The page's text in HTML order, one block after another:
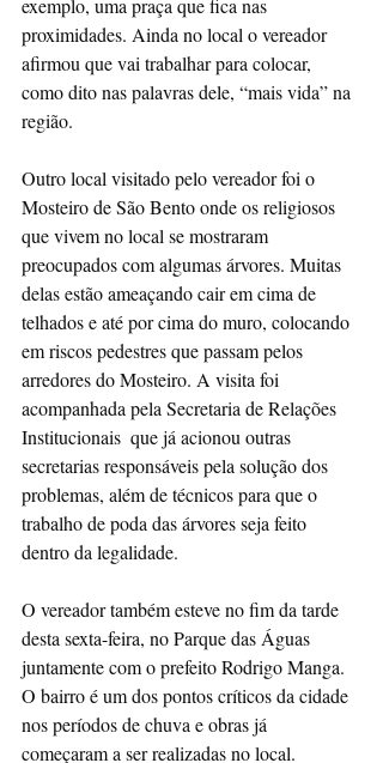
proximidades. Ainda no local o vereador
afirmou que vai trabalhar para colocar,
como dito nas palavras dele, “mais vida” na
região.
Outro local visitado pelo vereador foi o
Mosteiro de São Bento onde os religiosos
que vivem no local se mostraram
preocupados com algumas árvores. Muitas
delas estão ameaçando cair em cima de
telhados e até por cima do muro, colocando
em riscos pedestres que passam pelos
arredores do Mosteiro. A visita foi
acompanhada pela Secretaria de Relações
Institucionais  que já acionou outras
secretarias responsáveis pela solução dos
problemas, além de técnicos para que o
trabalho de poda das árvores seja feito
dentro da legalidade.
O vereador também esteve no fim da tarde
desta sexta-feira, no Parque das Águas
juntamente com o prefeito Rodrigo Manga.
O bairro é um dos pontos críticos da cidade
nos períodos de chuva e obras já
começaram a ser realizadas no local.